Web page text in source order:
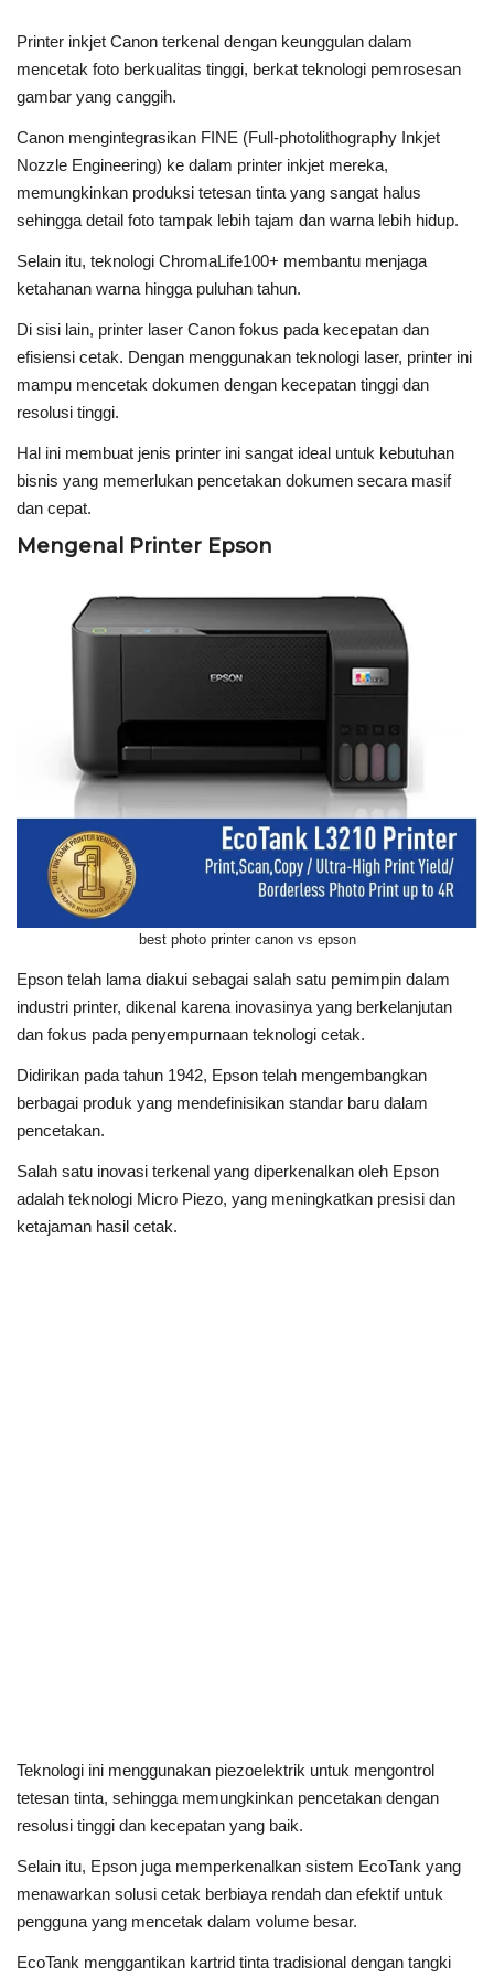
Printer inkjet Canon terkenal dengan keunggulan dalam
mencetak foto berkualitas tinggi, berkat teknologi pemrosesan
gambar yang canggih.
Canon mengintegrasikan FINE (Full-photolithography Inkjet
Nozzle Engineering) ke dalam printer inkjet mereka,
memungkinkan produksi tetesan tinta yang sangat halus
sehingga detail foto tampak lebih tajam dan warna lebih hidup.
Selain itu, teknologi ChromaLife100+ membantu menjaga
ketahanan warna hingga puluhan tahun.
Di sisi lain, printer laser Canon fokus pada kecepatan dan
efisiensi cetak. Dengan menggunakan teknologi laser, printer ini
mampu mencetak dokumen dengan kecepatan tinggi dan
resolusi tinggi.
Hal ini membuat jenis printer ini sangat ideal untuk kebutuhan
bisnis yang memerlukan pencetakan dokumen secara masif
dan cepat.
Mengenal Printer Epson
best photo printer canon vs epson
Epson telah lama diakui sebagai salah satu pemimpin dalam
industri printer, dikenal karena inovasinya yang berkelanjutan
dan fokus pada penyempurnaan teknologi cetak.
Didirikan pada tahun 1942, Epson telah mengembangkan
berbagai produk yang mendefinisikan standar baru dalam
pencetakan.
Salah satu inovasi terkenal yang diperkenalkan oleh Epson
adalah teknologi Micro Piezo, yang meningkatkan presisi dan
ketajaman hasil cetak.
Teknologi ini menggunakan piezoelektrik untuk mengontrol
tetesan tinta, sehingga memungkinkan pencetakan dengan
resolusi tinggi dan kecepatan yang baik.
Selain itu, Epson juga memperkenalkan sistem EcoTank yang
menawarkan solusi cetak berbiaya rendah dan efektif untuk
pengguna yang mencetak dalam volume besar.
EcoTank menggantikan kartrid tinta tradisional dengan tangki